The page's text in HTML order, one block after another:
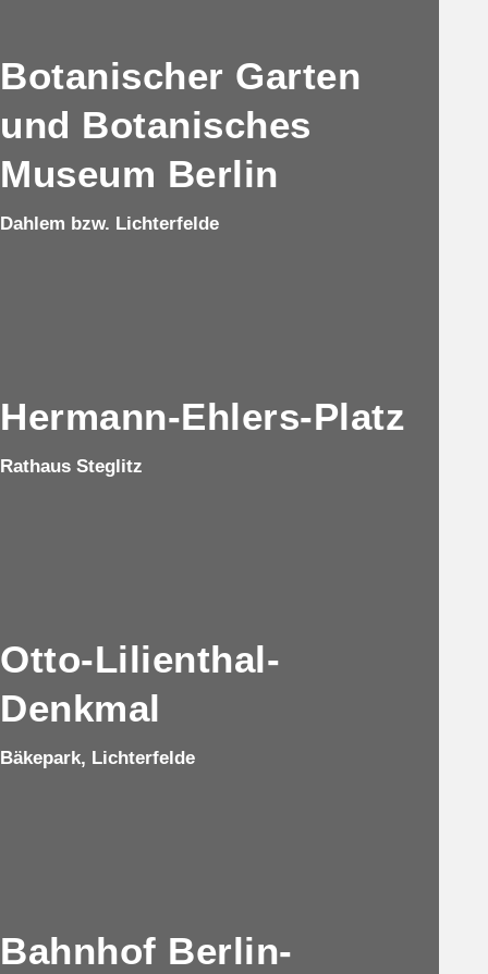
Botanischer Garten
und Botanisches
Museum Berlin
Dahlem bzw. Lichterfelde
Hermann-Ehlers-Platz
Rathaus Steglitz
Otto-Lilienthal-
Denkmal
Bäkepark, Lichterfelde
Bahnhof Berlin-